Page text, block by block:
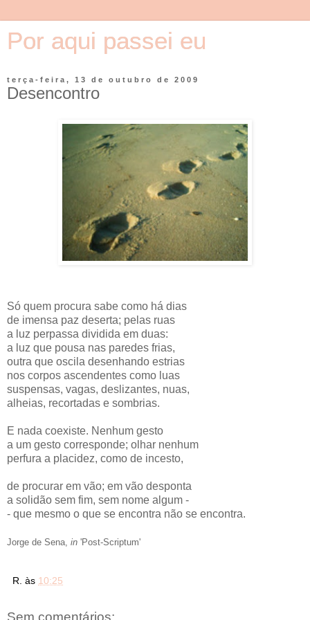
Por aqui passei eu
terça-feira, 13 de outubro de 2009
Desencontro
Só quem procura sabe como há dias
de imensa paz deserta; pelas ruas
a luz perpassa dividida em duas:
a luz que pousa nas paredes frias,
outra que oscila desenhando estrias
nos corpos ascendentes como luas
suspensas, vagas, deslizantes, nuas,
alheias, recortadas e sombrias.
E nada coexiste. Nenhum gesto
a um gesto corresponde; olhar nenhum
perfura a placidez, como de incesto,
de procurar em vão; em vão desponta
a solidão sem fim, sem nome algum -
- que mesmo o que se encontra não se encontra.
Jorge de Sena, in 'Post-Scriptum'
R. às 10:25
Sem comentários: